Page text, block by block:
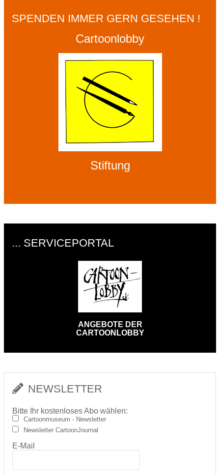
SPENDEN IMMER GERN GESEHEN !
Cartoonlobby
Stiftung
... SERVICEPORTAL
ANGEBOTE DER
CARTOONLOBBY
NEWSLETTER
Bitte Ihr kostenloses Abo wählen:
Cartoonmuseum - Newsletter
Newsletter CartoonJournal
E-Mail